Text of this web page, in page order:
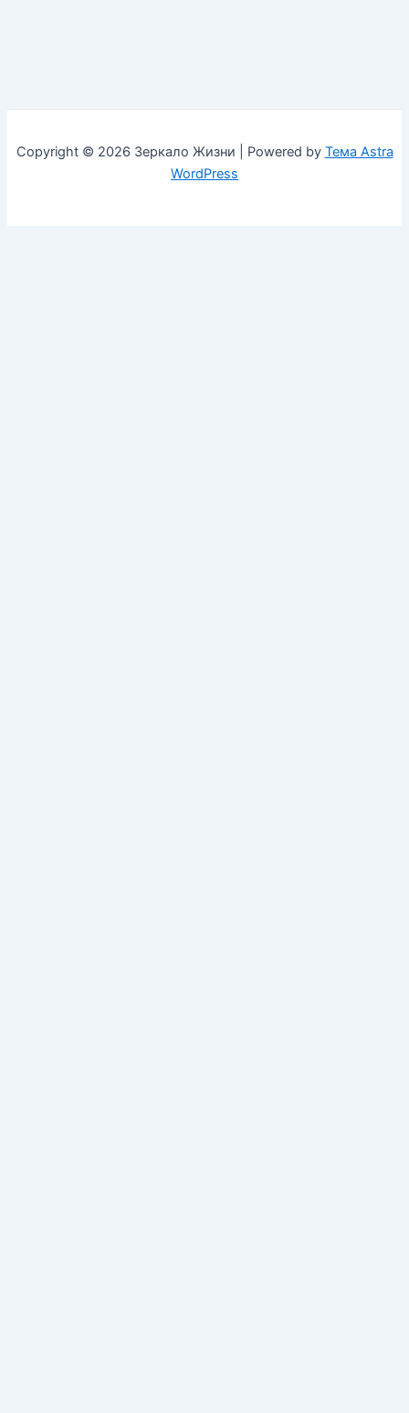
Copyright © 2026 Зеркало Жизни | Powered by Тема Astra
WordPress